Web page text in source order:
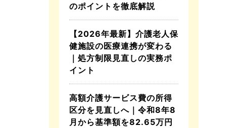
のポイントを徹底解説
【2026年最新】介護老人保
健施設の医療連携が変わる
｜処方制限見直しの実務ポ
イント
高額介護サービス費の所得
区分を見直しへ｜令和8年8
月から基準額を82.65万円